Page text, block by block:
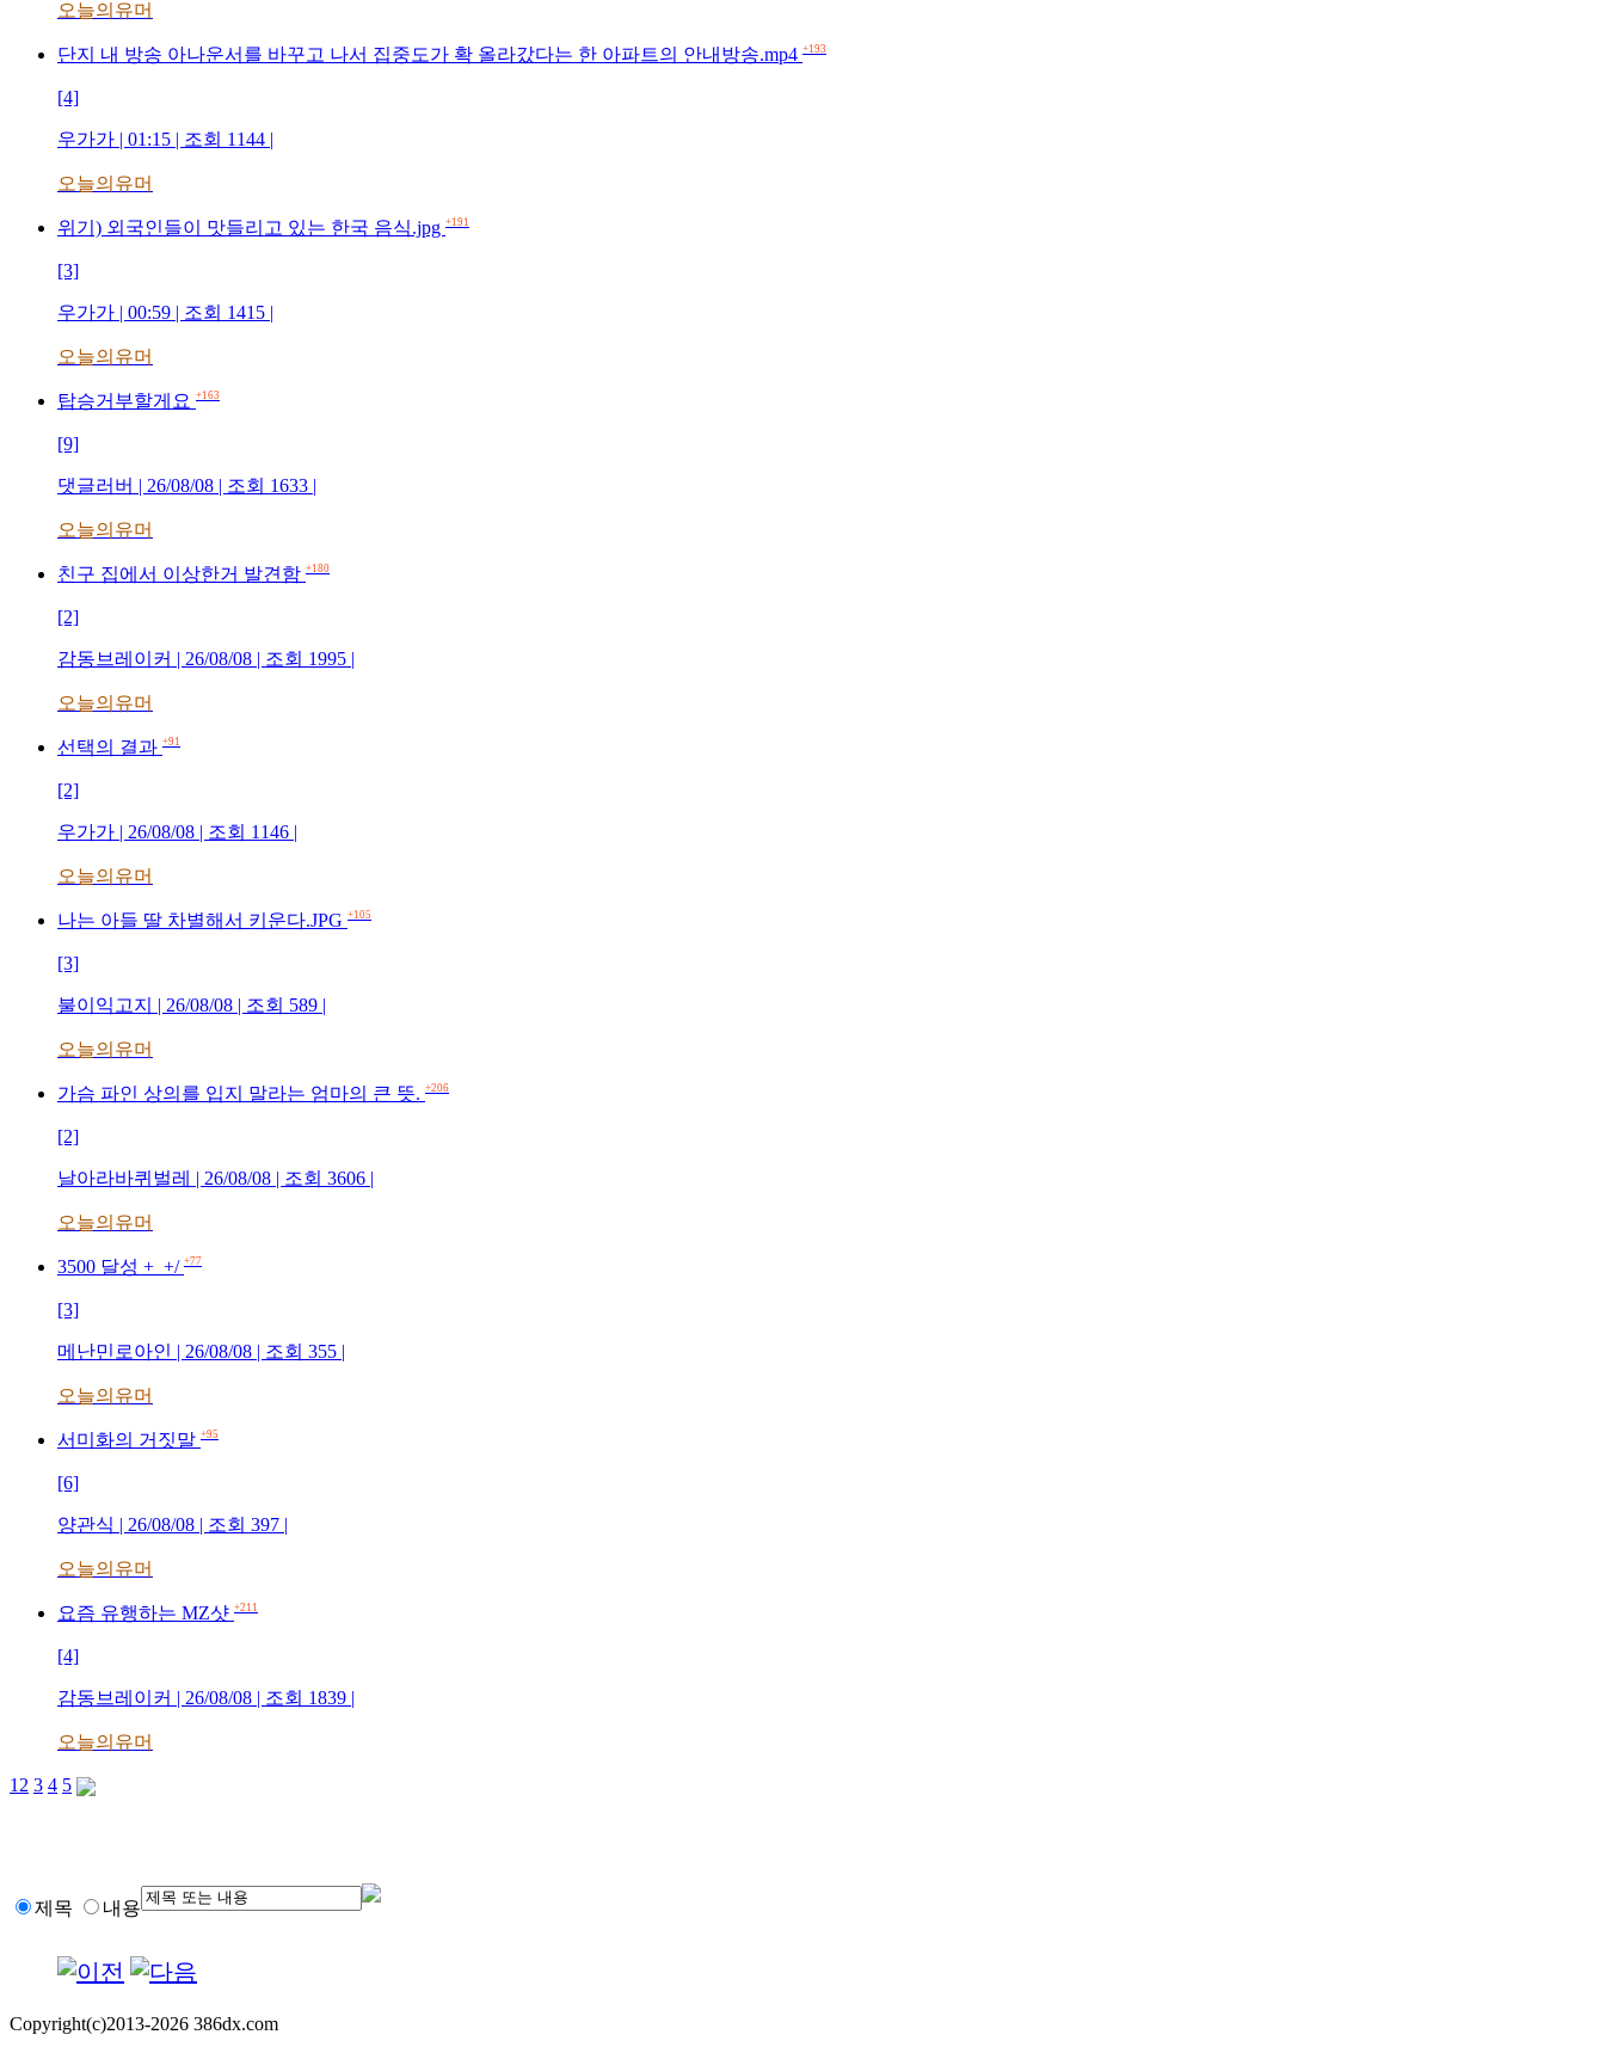
오늘의유머
단지 내 방송 아나운서를 바꾸고 나서 집중도가 확 올라갔다는 한 아파트의 안내방송.mp4 +193
[4]
우가가 | 01:15 | 조회 1144 |
오늘의유머
위기) 외국인들이 맛들리고 있는 한국 음식.jpg +191
[3]
우가가 | 00:59 | 조회 1415 |
오늘의유머
탑승거부할게요 +163
[9]
댓글러버 | 26/08/08 | 조회 1633 |
오늘의유머
친구 집에서 이상한거 발견함 +180
[2]
감동브레이커 | 26/08/08 | 조회 1995 |
오늘의유머
선택의 결과 +91
[2]
우가가 | 26/08/08 | 조회 1146 |
오늘의유머
나는 아들 딸 차별해서 키운다.JPG +105
[3]
불이익고지 | 26/08/08 | 조회 589 |
오늘의유머
가슴 파인 상의를 입지 말라는 엄마의 큰 뜻. +206
[2]
날아라바퀴벌레 | 26/08/08 | 조회 3606 |
오늘의유머
3500 달성 +_+/ +77
[3]
메난민로아인 | 26/08/08 | 조회 355 |
오늘의유머
서미화의 거짓말 +95
[6]
양관식 | 26/08/08 | 조회 397 |
오늘의유머
요즘 유행하는 MZ샷 +211
[4]
감동브레이커 | 26/08/08 | 조회 1839 |
오늘의유머
1 2 3 4 5
제목 내용
Copyright(c)2013-2026 386dx.com